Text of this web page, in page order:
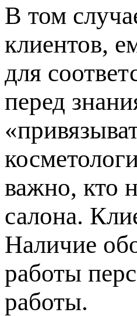
В том
клиентов,
для
перед
важно, кто
салона.
Наличие
работы
работы.